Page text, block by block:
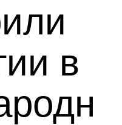
в